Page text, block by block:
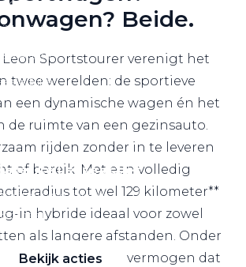
acties
a Bike
Lease acties
van zakelijk
Bekijk acties
Beide.
Leon Sportstourer verenigt het
twee werelden: de sportieve
een dynamische wagen én het
de ruimte van een gezinsauto.
rijden zonder in te leveren
of bereik. Met een volledig
tot wel 129 kilometer**
in hybride ideaal voor zowel
als langere afstanden. Onder
schuilt tot 272 pk: vermogen dat